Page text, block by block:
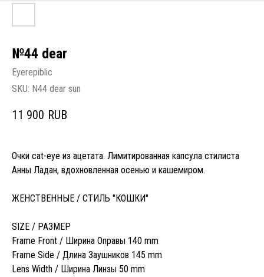
№44 dear
Eyerepiblic
SKU: N44 dear sun
11 900 RUB
Очки cat-eye из ацетата. Лимитированная капсула стилиста
Анны Ладан, вдохновленная осенью и кашемиром.
ЖЕНСТВЕННЫЕ / СТИЛЬ "КОШКИ"
SIZE / РАЗМЕР
Frame Front / Ширина Оправы 140 mm
Frame Side / Длина Заушников 145 mm
Lens Width / Ширина Линзы 50 mm